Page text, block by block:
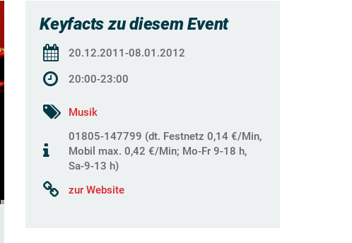
Keyfacts zu diesem Event
20.12.2011-08.01.2012
20:00-23:00
Musik
01805-147799 (dt. Festnetz 0,14 €/Min,
Mobil max. 0,42 €/Min; Mo-Fr 9-18 h,
Sa-9-13 h)
zur Website